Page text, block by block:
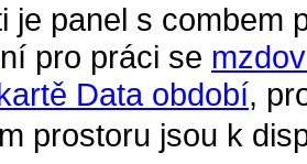
je panel s combem
pro práci se
Data období,
prostoru jsou k